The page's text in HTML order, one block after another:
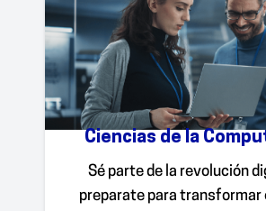
Ciencias de la
Sé parte de la revolución
preparatepara transformar